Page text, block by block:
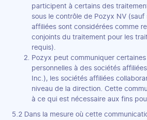
participent à certains des
sous le contrôle de Pozyx NV (sauf
affiliées sont considérées comme
conjoints du traitement pour les
requis).
Pozyx peut communiquer
personnelles à des sociétés
Inc.), les sociétés affiliées
niveau de la direction. Cette
à ce qui est nécessaire aux fins
5.2 Dans la mesure où cette